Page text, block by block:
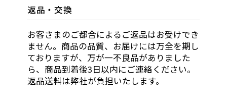
返品・交換
お客さまのご都合によるご返品はお受けでき
ません。商品の品質、お届けには万全を期し
ておりますが、万が一不良品がありました
ら、商品到着後3日以内にご連絡ください。
返品送料は弊社が負担いたします。